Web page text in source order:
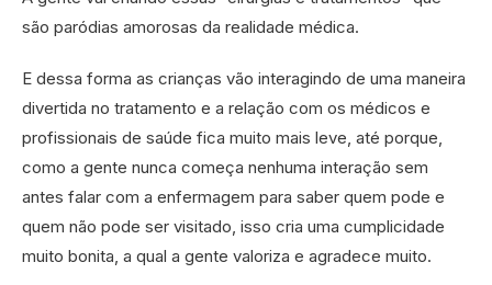
são paródias amorosas da realidade médica.
E dessa forma as crianças vão interagindo de uma maneira
divertida no tratamento e a relação com os médicos e
profissionais de saúde fica muito mais leve, até porque,
como a gente nunca começa nenhuma interação sem
antes falar com a enfermagem para saber quem pode e
quem não pode ser visitado, isso cria uma cumplicidade
muito bonita, a qual a gente valoriza e agradece muito.